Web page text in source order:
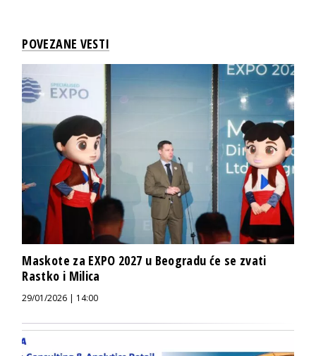
POVEZANE VESTI
Maskote za EXPO 2027 u Beogradu će se zvati
Rastko i Milica
29/01/2026 | 14:00